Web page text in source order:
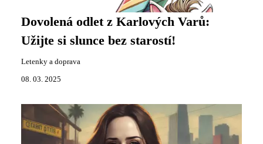
Dovolená odlet z Karlových Varů:
Užijte si slunce bez starostí!
Letenky a doprava
08. 03. 2025